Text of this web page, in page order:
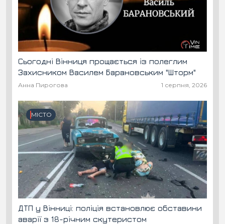
Сьогодні Вінниця прощається із полеглим
Захисником Василем Барановським "Шторм"
Анна Пирогова 1 серпня, 2026
МІСТО
ДТП у Вінниці: поліція встановлює обставини
аварії з 18-річним скутеристом